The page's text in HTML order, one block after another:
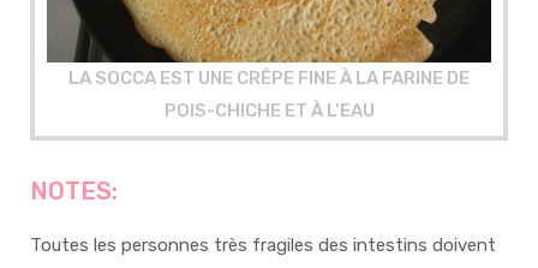
LA SOCCA EST UNE CRÊPE FINE À LA FARINE DE
POIS-CHICHE ET À L’EAU
NOTES:
Toutes les personnes très fragiles des intestins doivent